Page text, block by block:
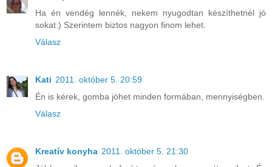
Ha én vendég lennék, nekem nyugodtan készíthetnél jó
sokat:) Szerintem biztos nagyon finom lehet.
Válasz
Kati 2011. október 5. 20:59
Én is kérek, gomba jöhet minden formában, mennyiségben.
Válasz
Kreatív konyha 2011. október 5. 21:30